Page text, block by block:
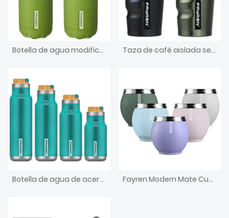
Botella de agua modificada para requisitos particulares del frasco de vacío del acero inoxidable de 380ml 500ml 700ml 980ml botella deportiva aislada Taza de café aislada sellada al vacío de acero inoxidable bellamente diseñada
Botella de agua de acero inoxidable Fayren Modern Mate Cup Taza de té Mate de acero inoxidable 18/8: la taza de café creativa es resistente al frío y al calor